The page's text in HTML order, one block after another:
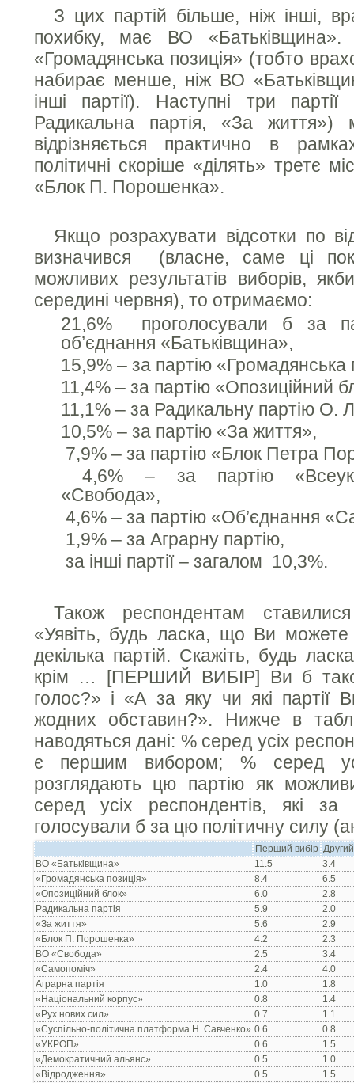
З цих партій більше, ніж інші,
похибку, має ВО
«Громадянська позиція» (тобто
набирає менше, ніж ВО
інші партії). Наступні три
Радикальна партія, «За життя»)
відрізняється практично в
політичні скоріше «ділять» третє
«Блок П. Порошенка».
Якщо розрахувати відсотки по
визначився (власне, саме ці
можливих результатів виборів,
середині червня), то отримаємо:
21,6% проголосували б за
об’єднання «Батьківщина»,
15,9% – за партію «Громадянська
11,4% – за партію «Опозиційний
11,1% – за Радикальну партію О.
10,5% – за партію «За життя»,
7,9% – за партію «Блок Петра
4,6% – за партію
«Свобода»,
4,6% – за партію «Об’єднання
1,9% – за Аграрну партію,
за інші партії – загалом 10,3%.
Також респондентам
«Уявіть, будь ласка, що Ви можете
декілька партій. Скажіть, будь
крім … [ПЕРШИЙ ВИБІР] Ви б
голос?» і «А за яку чи які партії
жодних обставин?». Нижче в
наводяться дані: % серед усіх
є першим вибором; % серед
розглядають цю партію як
серед усіх респондентів, які
голосували б за цю політичну силу
Перший вибір
ВО «Батьківщина»
11.5
3.4
«Громадянська позиція»
8.4
6.5
«Опозиційний блок»
6.0
2.8
Радикальна партія
5.9
2.0
«За життя»
5.6
2.9
«Блок П. Порошенка»
4.2
2.3
ВО «Свобода»
2.5
3.4
«Самопоміч»
2.4
4.0
Аграрна партія
1.0
1.8
«Національний корпус»
0.8
1.4
«Рух нових сил»
0.7
1.1
«Суспільно-політична платформа Н. Савченко» 0.6
0.8
«УКРОП»
0.6
1.5
«Демократичний альянс»
0.5
1.0
«Відродження»
0.5
1.5